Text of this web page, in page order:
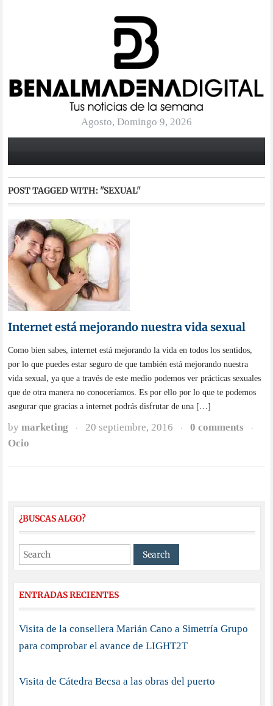
Agosto, Domingo 9, 2026
POST TAGGED WITH: "SEXUAL"
Internet está mejorando nuestra vida sexual
Como bien sabes, internet está mejorando la vida en todos los sentidos,
por lo que puedes estar seguro de que también está mejorando nuestra
vida sexual, ya que a través de este medio podemos ver prácticas sexuales
que de otra manera no conoceríamos. Es por ello por lo que te podemos
asegurar que gracias a internet podrás disfrutar de una […]
bymarketing · 20 septiembre, 2016 · 0 comments ·
Ocio
¿BUSCAS ALGO?
ENTRADAS RECIENTES
Visita de la consellera Marián Cano a Simetría Grupo
para comprobar el avance de LIGHT2T
Visita de Cátedra Becsa a las obras del puerto